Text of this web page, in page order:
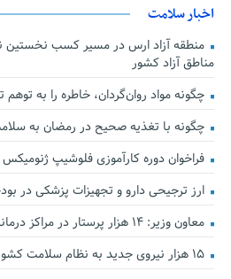
اخبار سلامت
منطقه آزاد ارس در مسیر کسب نخستین
مناطق آزاد کشور
چگونه مواد روان‌گردان، خاطره را به
چگونه با تغذیه صحیح در رمضان به
فراخوان دوره کارآموزی فلوشیپ
ارز ترجیحی دارو و تجهیزات پزشکی در بودجه ۱۴۰۵
معاون وزیر: ۱۴ هزار پرستار در مراکز درمانی کشور فعالیت می‌کنند
۱۵ هزار نیروی جدید به نظام سلامت کشور افزوده شد